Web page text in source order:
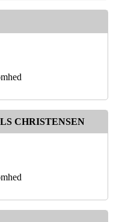
CHRISTENSEN